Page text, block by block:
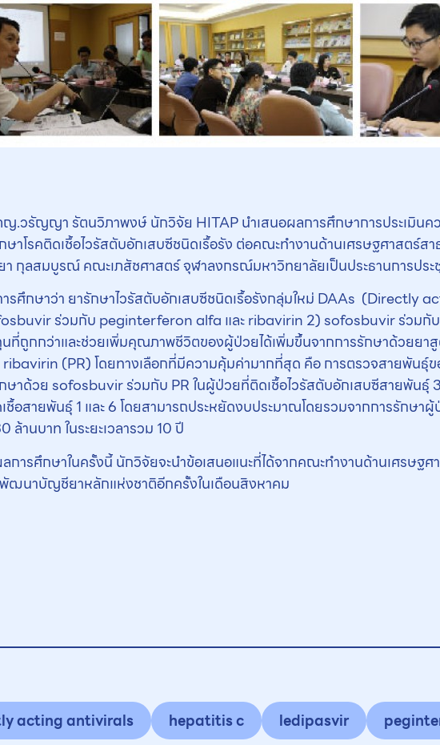
.วรัญญา รัตนวิภาพงษ์ นักวิจัย HITAP นำเสนอผลการศึกษาการประเมินค
าโรคติดเชื้อไวรัสตับอักเสบซีชนิดเรื้อรัง ต่อคณะทำงานด้านเศรษฐศาสตร์ส
กุลสมบูรณ์ คณะเภสัชศาสตร์ จุฬาลงกรณ์มหาวิทยาลัยเป็นประธานการประ
ศึกษาว่า ยารักษาไวรัสตับอักเสบซีชนิดเรื้อรังกลุ่มใหม่ DAAs (Directly
ร่วมกับ peginterferon alfa และ ribavirin 2) sofosbuvir ร่วม
ถูกกว่าและช่วยเพิ่มคุณภาพชีวิตของผู้ป่วยได้เพิ่มขึ้นจากการรักษาด้วยยาสู
(PR) โดยทางเลือกที่มีความคุ้มค่ามากที่สุด คือ การตรวจสายพันธุ์ข
ษาด้วย sofosbuvir ร่วมกับ PR ในผู้ป่วยที่ติดเชื้อไวรัสตับอักเสบซีสายพันธุ์
อสายพันธุ์ 1 และ 6 โดยสามารถประหยัดงบประมาณโดยรวมจากการรักษา
ล้านบาท ในระยะเวลารวม 10 ปี
การศึกษาในครั้งนี้ นักวิจัยจะนำข้อเสนอแนะที่ได้จากคณะทำงานด้านเศรษฐ
ฒนาบัญชียาหลักแห่งชาติอีกครั้งในเดือนสิงหาคม
acting antivirals hepatitis c ledipasvir